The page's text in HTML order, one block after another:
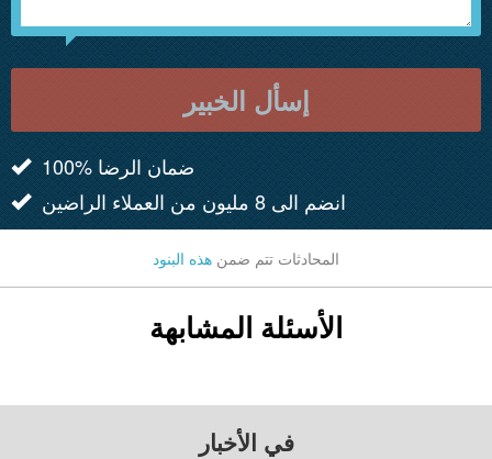
إسأل الخبير
100% ضمان الرضا
انضم الى 8 مليون من العملاء الراضين
المحادثات تتم ضمن هذه البنود
الأسئلة المشابهة
في الأخبار